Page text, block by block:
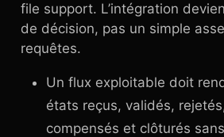
file support. L’intégration
de décision, pas un simple
requêtes.
Un flux exploitable doit
états reçus, validés,
compensés et clôturés